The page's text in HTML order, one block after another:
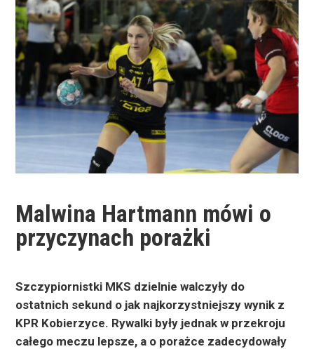
Malwina Hartmann mówi o
przyczynach porażki
Szczypiornistki MKS dzielnie walczyły do
ostatnich sekund o jak najkorzystniejszy wynik z
KPR Kobierzyce. Rywalki były jednak w przekroju
całego meczu lepsze, a o porażce zadecydowały